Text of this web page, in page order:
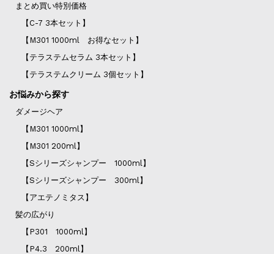
まとめ買い特別価格
【C-7 3本セット】
【M301 1000ml お得なセット】
【テラステムセラム 3本セット】
【テラステムクリーム 3個セット】
お悩みから探す
ダメージヘア
【M301 1000ml】
【M301 200ml】
【Sシリーズシャンプー 1000ml】
【Sシリーズシャンプー 300ml】
【アエテノミタス】
髪の広がり
【P301 1000ml】
【P4.3 200ml】